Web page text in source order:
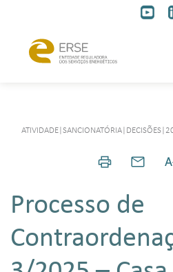
ATIVIDADE SANCIONATÓRIA DECISÕES
Processo de